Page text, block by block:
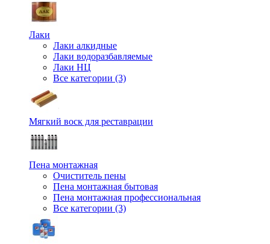
Лаки
Лаки алкидные
Лаки водоразбавляемые
Лаки НЦ
Все категории (3)
Мягкий воск для реставрации
Пена монтажная
Очиститель пены
Пена монтажная бытовая
Пена монтажная профессиональная
Все категории (3)